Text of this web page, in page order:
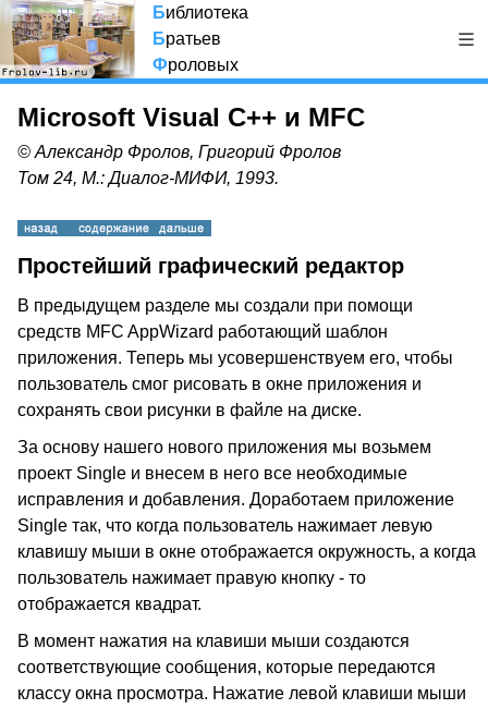
Библиотека
Братьев
Фроловых
Microsoft Visual C++ и MFC
© Александр Фролов, Григорий Фролов
Том 24, М.: Диалог-МИФИ, 1993.
Простейший графический редактор
В предыдущем разделе мы создали при помощи
средств MFC AppWizard работающий шаблон
приложения. Теперь мы усовершенствуем его, чтобы
пользователь смог рисовать в окне приложения и
сохранять свои рисунки в файле на диске.
За основу нашего нового приложения мы возьмем
проект Single и внесем в него все необходимые
исправления и добавления. Доработаем приложение
Single так, что когда пользователь нажимает левую
клавишу мыши в окне отображается окружность, а когда
пользователь нажимает правую кнопку - то
отображается квадрат.
В момент нажатия на клавиши мыши создаются
соответствующие сообщения, которые передаются
классу окна просмотра. Нажатие левой клавиши мыши